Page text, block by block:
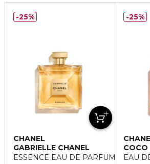
CHANEL
GABRIELLE CHANEL
ESSENCE EAU DE PARFUM
25%
COCO
EAU
25%